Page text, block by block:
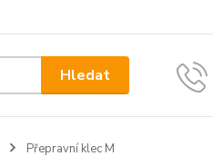
Hledat
Přepravní klec M